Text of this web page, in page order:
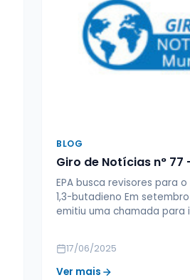
BLOG
Giro de Notícias n° 77
EPA busca revisores para
1,3-butadieno Em
emitiu uma chamada para
17/06/2025
Ver mais